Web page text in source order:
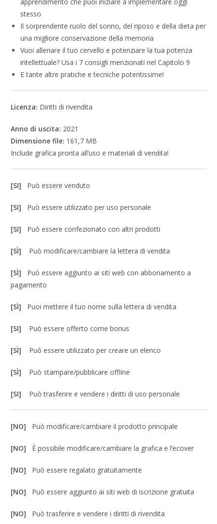
stesso
Il sorprendente ruolo del sonno, del riposo e della dieta per
una migliore conservazione della memoria
Vuoi allenare il tuo cervello e potenziare la tua potenza
intellettuale? Usa i 7 consigli menzionati nel Capitolo 9
E tante altre pratiche e tecniche potentissime!
Licenza: Diritti di rivendita
Anno di uscita: 2021
Dimensione file: 161,7 MB
Include grafica pronta all’uso e materiali di vendita!
[SI] Può essere venduto
[SI] Può essere utilizzato per uso personale
[SI] Può essere confezionato con altri prodotti
[SÌ] Può modificare/cambiare la lettera di vendita
[SÌ] Può essere aggiunto ai siti web con abbonamento a
pagamento
[SÌ] Puoi mettere il tuo nome sulla lettera di vendita
[SI] Può essere offerto come bonus
[SÌ] Può essere utilizzato per creare un elenco
[SÌ] Può stampare/pubblicare offline
[SI] Può trasferire e vendere i diritti di uso personale
[NO] Può modificare/cambiare il prodotto principale
[NO] È possibile modificare/cambiare la grafica e l’ecover
[NO] Può essere regalato gratuitamente
[NO] Può essere aggiunto ai siti web di iscrizione gratuita
[NO] Può trasferire e vendere i diritti di rivendita